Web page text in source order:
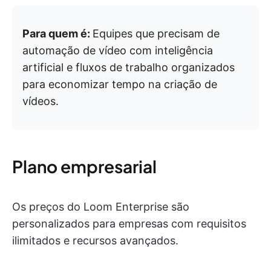
Para quem é: Equipes que precisam de
automação de vídeo com inteligência
artificial e fluxos de trabalho organizados
para economizar tempo na criação de
vídeos.
Plano empresarial
Os preços do Loom Enterprise são
personalizados para empresas com requisitos
ilimitados e recursos avançados.